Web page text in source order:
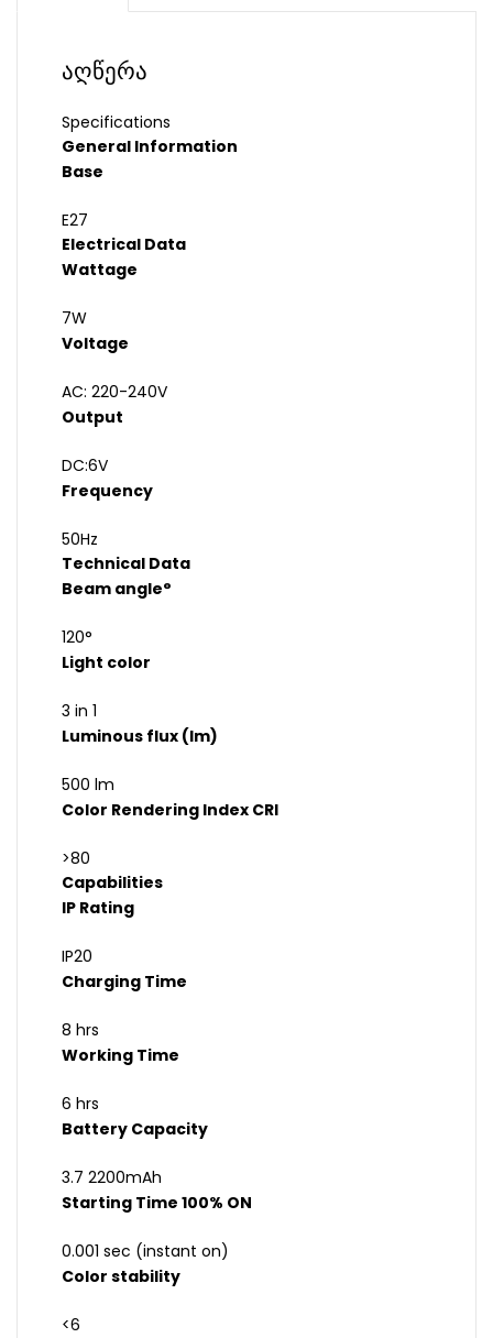
აღწერა
Specifications
General Information
Base
E27
Electrical Data
Wattage
7W
Voltage
AC: 220-240V
Output
DC:6V
Frequency
50Hz
Technical Data
Beam angle°
120°
Light color
3 in 1
Luminous flux (lm)
500 lm
Color Rendering Index CRI
>80
Capabilities
IP Rating
IP20
Charging Time
8 hrs
Working Time
6 hrs
Battery Capacity
3.7 2200mAh
Starting Time 100% ON
0.001 sec (instant on)
Color stability
<6